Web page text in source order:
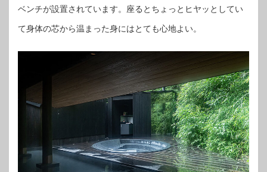
ベンチが設置されています。座るとちょっとヒヤッとしてい
て身体の芯から温まった身にはとても心地よい。